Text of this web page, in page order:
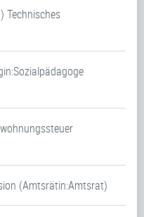
Technisches
(Amtsrätin:Amtsrat)